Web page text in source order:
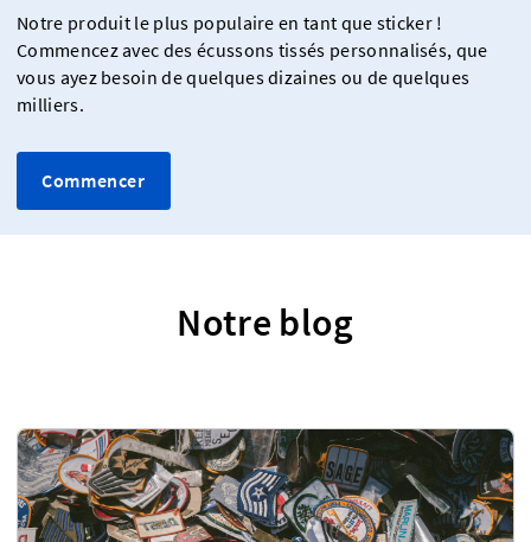
Notre produit le plus populaire en tant que sticker !
Commencez avec des écussons tissés personnalisés, que
vous ayez besoin de quelques dizaines ou de quelques
milliers.
Commencer
Notre blog